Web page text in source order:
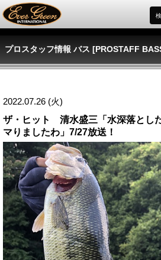
プロスタッフ情報 バス [PROSTAFF
2022.07.26 (火)
ザ・ヒット 清水盛三「水深落とし
マりましたわ」7/27放送！